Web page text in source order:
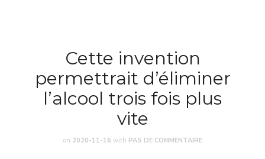
Cette invention
permettrait d’éliminer
l’alcool trois fois plus
vite
on 2020-11-16 with PAS DE COMMENTAIRE